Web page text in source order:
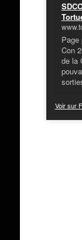
Page
Con
de la
Voir sur